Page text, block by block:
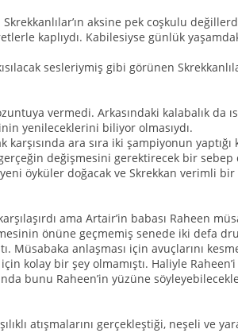
aksine pek coşkulu
kaplıydı. Kabilesiyse günlük
sesleriymiş gibi görünen
vermedi. Arkasındaki kalabalık da
yenileceklerini biliyor olmasıydı.
ara sıra iki şampiyonun yaptığı
değişmesini gerektirecek bir
öyküler doğacak ve Skrekkan verimli
ama Artair’in babası Raheen
önüne geçmemiş senede iki defa
Müsabaka anlaşması için avuçlarını
kolay bir şey olmamıştı. Haliyle
bunu Raheen’in yüzüne
atışmalarını gerçekleştiği, neşeli ve